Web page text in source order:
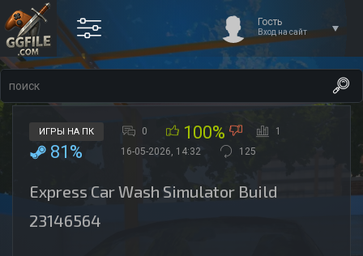
Гость
Вход на сайт
ИГРЫ НА ПК 0 100% 1
81% 16-05-2026, 14:32 125
Express Car Wash Simulator Build
23146564